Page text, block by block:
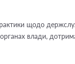
щодо
органах влади,